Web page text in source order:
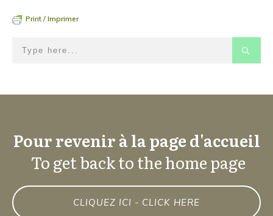
Print / Imprimer
Pour revenir à la page d'accueil
To get back to the home page
CLIQUEZ ICI - CLICK HERE